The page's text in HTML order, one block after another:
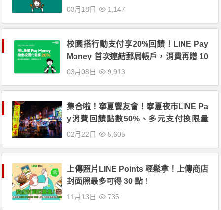
03月18日 1,147
校園搭行動支付享20%回饋！LINE Pay
Money 首次連結郵局帳戶，消費再贈 10
0 元 7-ELEVEN購物金！結合載具結帳
03月08日 9,913
集合啦！寧夏饗友會！寧夏夜市LINE Pa
y消費回饋點數50%、多元支付換限量
「寧夏Yes熊」口罩！
02月22日 5,605
上傳照片LINE Points 輕鬆拿！上傳商店
封面照最多可得 30 點！
11月13日 735